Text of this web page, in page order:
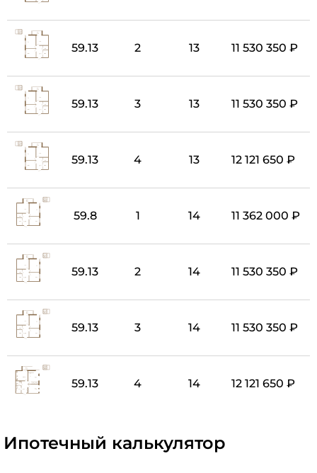
59.13 2 13 11 530 350 ₽
59.13 3 13 11 530 350 ₽
59.13 4 13 12 121 650 ₽
59.8 1 14 11 362 000 ₽
59.13 2 14 11 530 350 ₽
59.13 3 14 11 530 350 ₽
59.13 4 14 12 121 650 ₽
Ипотечный калькулятор